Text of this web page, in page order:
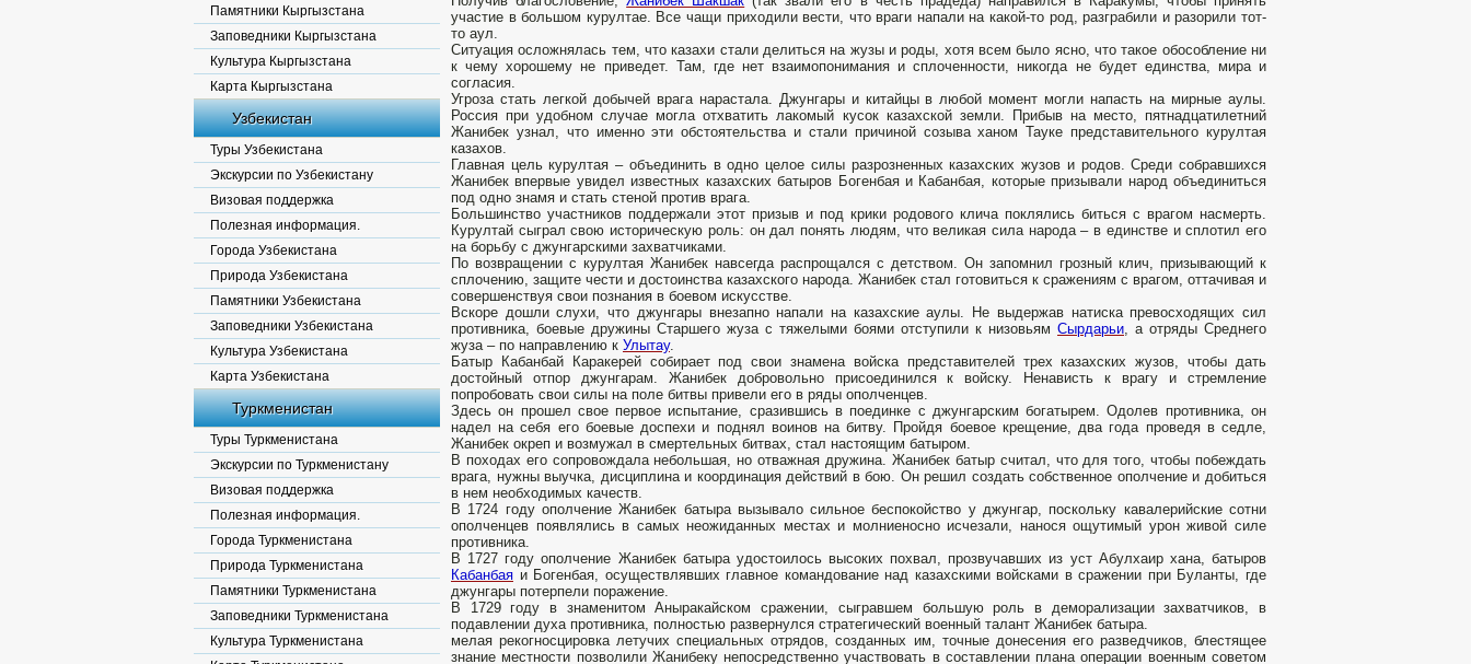
Памятники Кыргызстана
Заповедники Кыргызстана
Культура Кыргызстана
Карта Кыргызстана
Узбекистан
Туры Узбекистана
Экскурсии по Узбекистану
Визовая поддержка
Полезная информация.
Города Узбекистана
Природа Узбекистана
Памятники Узбекистана
Заповедники Узбекистана
Культура Узбекистана
Карта Узбекистана
Туркменистан
Туры Туркменистана
Экскурсии по Туркменистану
Визовая поддержка
Полезная информация.
Города Туркменистана
Природа Туркменистана
Памятники Туркменистана
Заповедники Туркменистана
Культура Туркменистана
участие в большом курултае. Все чащи приходили вести, что враги напали на какой-то род, разграбили и разорили тот-
то аул.
Ситуация осложнялась тем, что казахи стали делиться на жузы и роды, хотя всем было ясно, что такое обособление ни
к чему хорошему не приведет. Там, где нет взаимопонимания и сплоченности, никогда не будет единства, мира и
согласия.
Угроза стать легкой добычей врага нарастала. Джунгары и китайцы в любой момент могли напасть на мирные аулы.
Россия при удобном случае могла отхватить лакомый кусок казахской земли. Прибыв на место, пятнадцатилетний
Жанибек узнал, что именно эти обстоятельства и стали причиной созыва ханом Тауке представительного курултая
казахов.
Главная цель курултая – объединить в одно целое силы разрозненных казахских жузов и родов. Среди собравшихся
Жанибек впервые увидел известных казахских батыров Богенбая и Кабанбая, которые призывали народ объединиться
под одно знамя и стать стеной против врага.
Большинство участников поддержали этот призыв и под крики родового клича поклялись биться с врагом насмерть.
Курултай сыграл свою историческую роль: он дал понять людям, что великая сила народа – в единстве и сплотил его
на борьбу с джунгарскими захватчиками.
По возвращении с курултая Жанибек навсегда распрощался с детством. Он запомнил грозный клич, призывающий к
сплочению, защите чести и достоинства казахского народа. Жанибек стал готовиться к сражениям с врагом, оттачивая и
совершенствуя свои познания в боевом искусстве.
Вскоре дошли слухи, что джунгары внезапно напали на казахские аулы. Не выдержав натиска превосходящих сил
противника, боевые дружины Старшего жуза с тяжелыми боями отступили к низовьям Сырдарьи, а отряды Среднего
жуза – по направлению к Улытау.
Батыр Кабанбай Каракерей собирает под свои знамена войска представителей трех казахских жузов, чтобы дать
достойный отпор джунгарам. Жанибек добровольно присоединился к войску. Ненависть к врагу и стремление
попробовать свои силы на поле битвы привели его в ряды ополченцев.
Здесь он прошел свое первое испытание, сразившись в поединке с джунгарским богатырем. Одолев противника, он
надел на себя его боевые доспехи и поднял воинов на битву. Пройдя боевое крещение, два года проведя в седле,
Жанибек окреп и возмужал в смертельных битвах, стал настоящим батыром.
В походах его сопровождала небольшая, но отважная дружина. Жанибек батыр считал, что для того, чтобы побеждать
врага, нужны выучка, дисциплина и координация действий в бою. Он решил создать собственное ополчение и добиться
в нем необходимых качеств.
В 1724 году ополчение Жанибек батыра вызывало сильное беспокойство у джунгар, поскольку кавалерийские сотни
ополченцев появлялись в самых неожиданных местах и молниеносно исчезали, нанося ощутимый урон живой силе
противника.
В 1727 году ополчение Жанибек батыра удостоилось высоких похвал, прозвучавших из уст Абулхаир хана, батыров
Кабанбая и Богенбая, осуществлявших главное командование над казахскими войсками в сражении при Буланты, где
джунгары потерпели поражение.
В 1729 году в знаменитом Аныракайском сражении, сыгравшем большую роль в деморализации захватчиков, в
подавлении духа противника, полностью развернулся стратегический военный талант Жанибек батыра.
мелая рекогносцировка летучих специальных отрядов, созданных им, точные донесения его разведчиков, блестящее
знание местности позволили Жанибеку непосредственно участвовать в составлении плана операции военным советом